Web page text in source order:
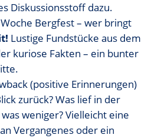
Diskussionsstoff dazu.
Bergfest – wer bringt
Lustige Fundstücke aus dem
kuriose Fakten – ein bunter
(positive Erinnerungen)
zurück? Was lief in der
weniger? Vielleicht eine
Vergangenes oder ein